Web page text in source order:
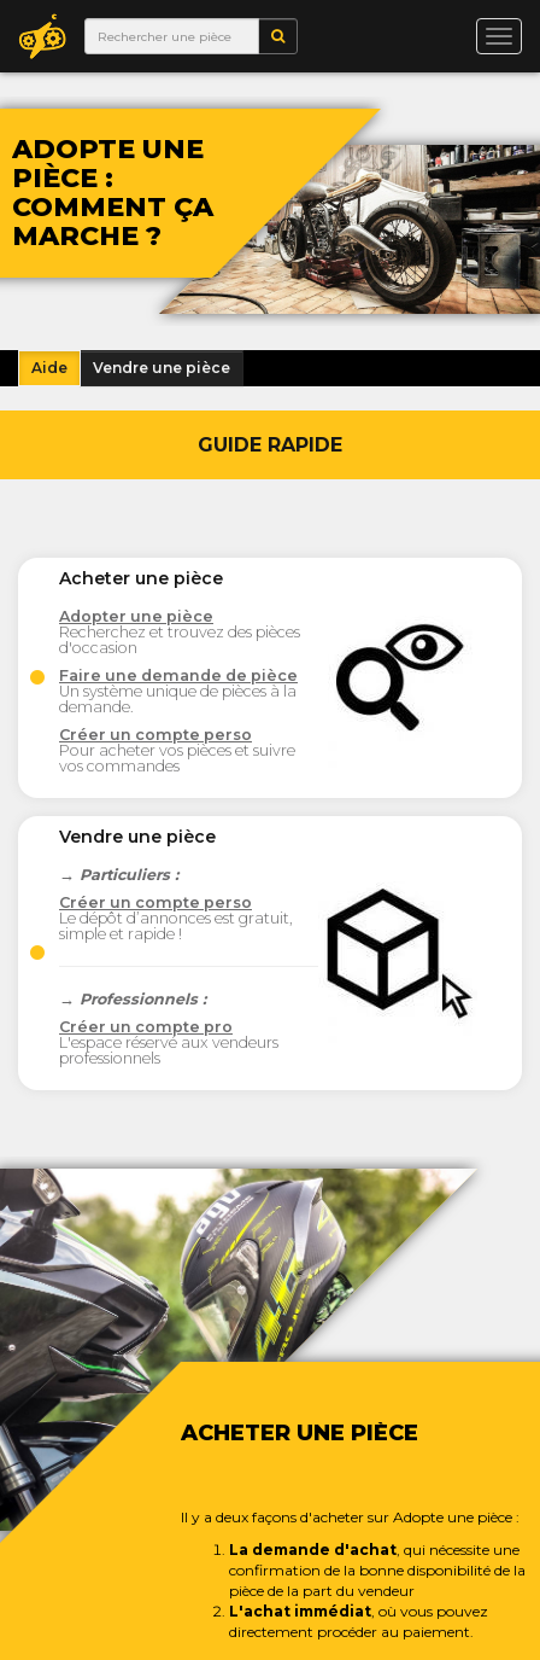
ADOPTE UNE
PIÈCE :
COMMENT ÇA
MARCHE ?
Aide Vendre une pièce
GUIDE RAPIDE
Acheter une pièce
Adopter une pièce
Recherchez et trouvez des pièces
d'occasion
Faire une demande de pièce
Un système unique de pièces à la
demande.
Créer un compte perso
Pour acheter vos pièces et suivre
vos commandes
Vendre une pièce
→ Particuliers :
Créer un compte perso
Le dépôt d’annonces est gratuit,
simple et rapide !
→ Professionnels :
Créer un compte pro
L'espace réservé aux vendeurs
professionnels
ACHETER UNE PIÈCE
Il y a deux façons d'acheter sur Adopte une pièce :
La demande d'achat, qui nécessite une
confirmation de la bonne disponibilité de la
pièce de la part du vendeur
L'achat immédiat, où vous pouvez
directement procéder au paiement.